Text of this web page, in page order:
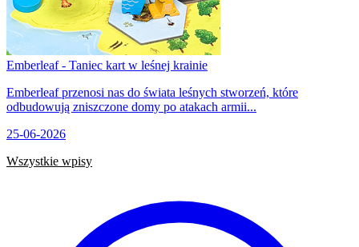
Emberleaf - Taniec kart w leśnej krainie
Emberleaf przenosi nas do świata leśnych stworzeń, które
odbudowują zniszczone domy po atakach armii...
25-06-2026
Wszystkie wpisy